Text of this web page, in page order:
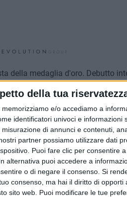
della tua
memorizziamo e/o accediamo a
identificatori univoci e
di annunci e contenuti,
partner possiamo utilizzare dati
Puoi fare clic per consentire
alternativa puoi accedere a
o di negare il consenso. Si
consenso, ma hai il diritto di
sito web. Puoi modificare le tue
della medaglia d'oro. Debutto
ha strapazzato tutti i
unanimi per la soddisfazione del
del 2018: il 24 e 25